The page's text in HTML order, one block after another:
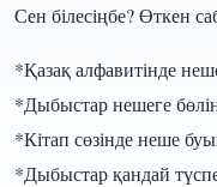
Сен білесіңбе? Өткен
*Қазақ алфавитінде
*Дыбыстар нешеге
*Кітап сөзінде неше
*Дыбыстар қандай